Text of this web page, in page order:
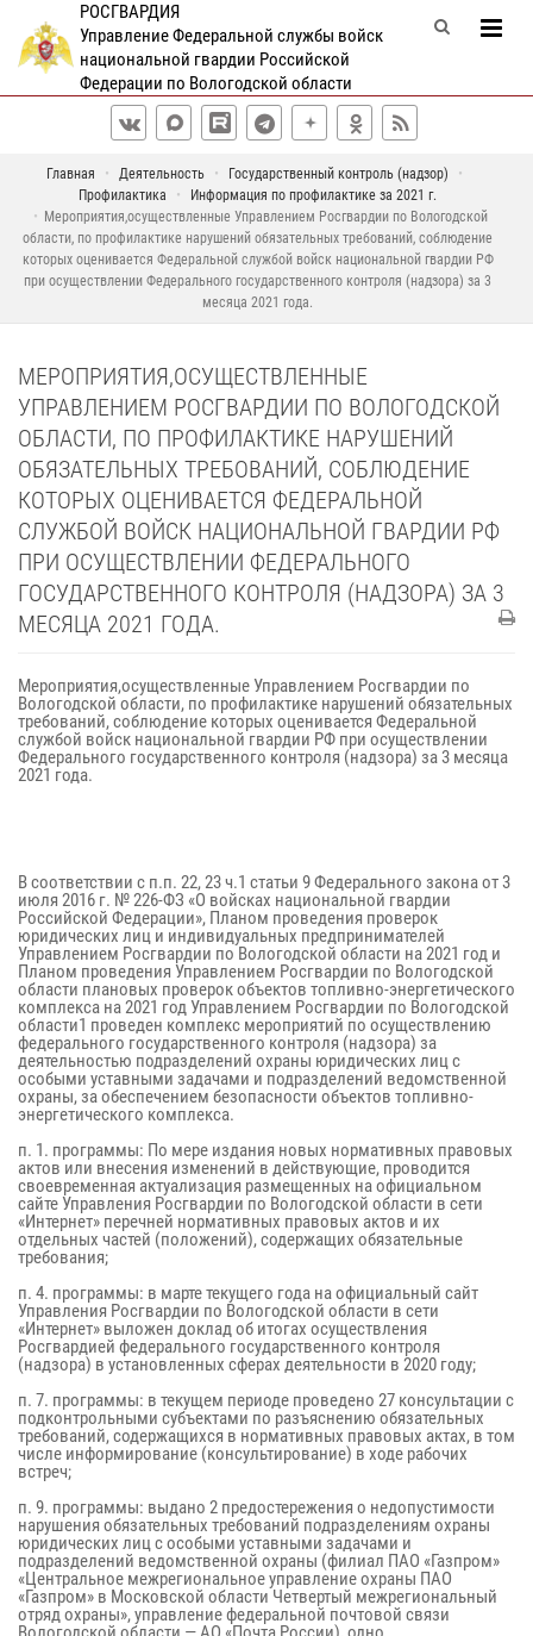
РОСГВАРДИЯ
Управление Федеральной службы войск
национальной гвардии Российской
Федерации по Вологодской области
Главная Деятельность
Государственный контроль (надзор)
Профилактика
Информация по профилактике за 2021 г.
Мероприятия,осуществленные Управлением Росгвардии по Вологодской
области, по профилактике нарушений обязательных требований, соблюдение
которых оценивается Федеральной службой войск национальной гвардии РФ
при осуществлении Федерального государственного контроля (надзора) за 3
месяца 2021 года.
МЕРОПРИЯТИЯ,ОСУЩЕСТВЛЕННЫЕ
УПРАВЛЕНИЕМ РОСГВАРДИИ ПО ВОЛОГОДСКОЙ
ОБЛАСТИ, ПО ПРОФИЛАКТИКЕ НАРУШЕНИЙ
ОБЯЗАТЕЛЬНЫХ ТРЕБОВАНИЙ, СОБЛЮДЕНИЕ
КОТОРЫХ ОЦЕНИВАЕТСЯ ФЕДЕРАЛЬНОЙ
СЛУЖБОЙ ВОЙСК НАЦИОНАЛЬНОЙ ГВАРДИИ РФ
ПРИ ОСУЩЕСТВЛЕНИИ ФЕДЕРАЛЬНОГО
ГОСУДАРСТВЕННОГО КОНТРОЛЯ (НАДЗОРА) ЗА 3
МЕСЯЦА 2021 ГОДА.
Мероприятия,осуществленные Управлением Росгвардии по
Вологодской области, по профилактике нарушений обязательных
требований, соблюдение которых оценивается Федеральной
службой войск национальной гвардии РФ при осуществлении
Федерального государственного контроля (надзора) за 3 месяца
2021 года.
В соответствии с п.п. 22, 23 ч.1 статьи 9 Федерального закона от 3
июля 2016 г. № 226-ФЗ «О войсках национальной гвардии
Российской Федерации», Планом проведения проверок
юридических лиц и индивидуальных предпринимателей
Управлением Росгвардии по Вологодской области на 2021 год и
Планом проведения Управлением Росгвардии по Вологодской
области плановых проверок объектов топливно-энергетического
комплекса на 2021 год Управлением Росгвардии по Вологодской
области1 проведен комплекс мероприятий по осуществлению
федерального государственного контроля (надзора) за
деятельностью подразделений охраны юридических лиц с
особыми уставными задачами и подразделений ведомственной
охраны, за обеспечением безопасности объектов топливно-
энергетического комплекса.
п. 1. программы: По мере издания новых нормативных правовых
актов или внесения изменений в действующие, проводится
своевременная актуализация размещенных на официальном
сайте Управления Росгвардии по Вологодской области в сети
«Интернет» перечней нормативных правовых актов и их
отдельных частей (положений), содержащих обязательные
требования;
п. 4. программы: в марте текущего года на официальный сайт
Управления Росгвардии по Вологодской области в сети
«Интернет» выложен доклад об итогах осуществления
Росгвардией федерального государственного контроля
(надзора) в установленных сферах деятельности в 2020 году;
п. 7. программы: в текущем периоде проведено 27 консультации с
подконтрольными субъектами по разъяснению обязательных
требований, содержащихся в нормативных правовых актах, в том
числе информирование (консультирование) в ходе рабочих
встреч;
п. 9. программы: выдано 2 предостережения о недопустимости
нарушения обязательных требований подразделениям охраны
юридических лиц с особыми уставными задачами и
подразделений ведомственной охраны (филиал ПАО «Газпром»
«Центральное межрегиональное управление охраны ПАО
«Газпром» в Московской области Четвертый межрегиональный
отряд охраны», управление федеральной почтовой связи